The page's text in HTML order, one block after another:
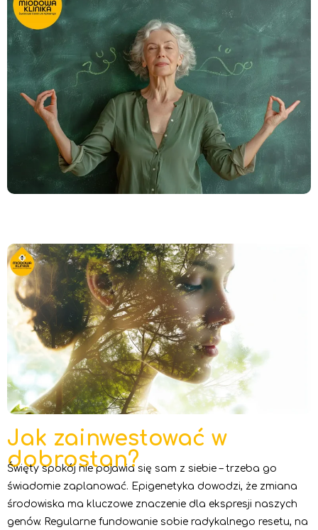
Jak zainwestować w
dobrostan?
Święty spokój nie pojawia się sam z siebie – trzeba go
świadomie zaplanować. Epigenetyka dowodzi, że zmiana
środowiska ma kluczowe znaczenie dla ekspresji naszych
genów. Regularne fundowanie sobie radykalnego resetu, na